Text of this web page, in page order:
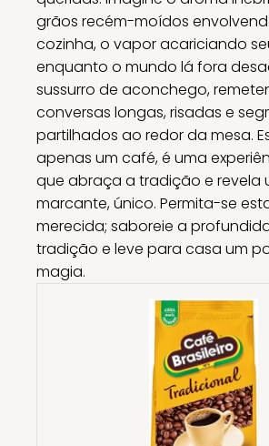
grãos recém-moídos
cozinha, o vapor acariciando
enquanto o mundo lá fora
sussurro de aconchego,
conversas longas, risadas e
partilhados ao redor da mesa.
apenas um café, é uma
que abraça a tradição e revela
marcante, único. Permita-se
merecida; saboreie a
tradição e leve para casa um
magia.